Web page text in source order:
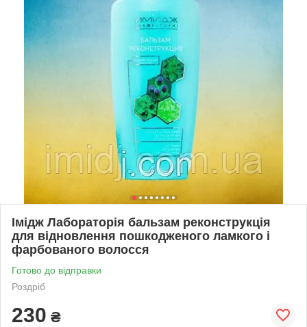
Імідж Лабораторія бальзам реконструкція
для відновлення пошкодженого ламкого і
фарбованого волосся
Готово до відправки
Роздріб
230 ₴